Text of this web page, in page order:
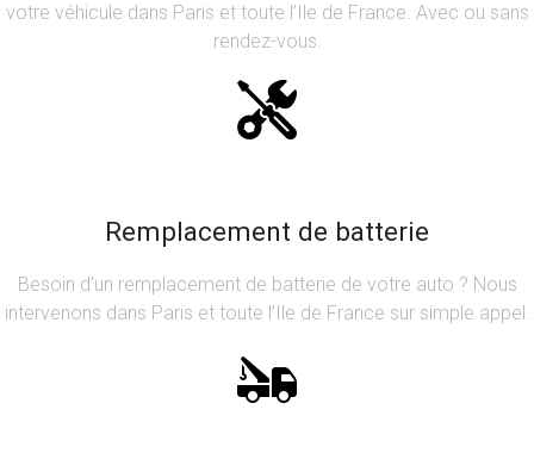
votre véhicule dans Paris et toute l’Ile de France. Avec ou sans
rendez-vous.
Remplacement de batterie
Besoin d’un remplacement de batterie de votre auto ? Nous
intervenons dans Paris et toute l’Ile de France sur simple appel.